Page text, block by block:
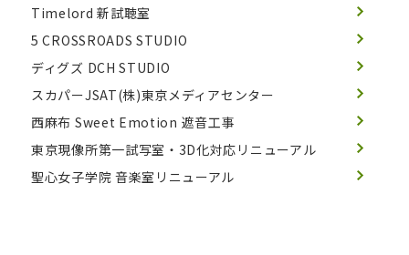
Timelord 新試聴室
5 CROSSROADS STUDIO
ディグズ DCH STUDIO
スカパーJSAT(株)東京メディアセンター
西麻布 Sweet Emotion 遮音工事
東京現像所第一試写室・3D化対応リニューアル
聖心女子学院 音楽室リニューアル